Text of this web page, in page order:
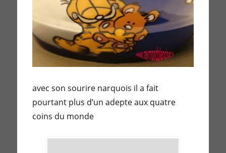
avec son sourire narquois il a fait
pourtant plus d’un adepte aux quatre
coins du monde